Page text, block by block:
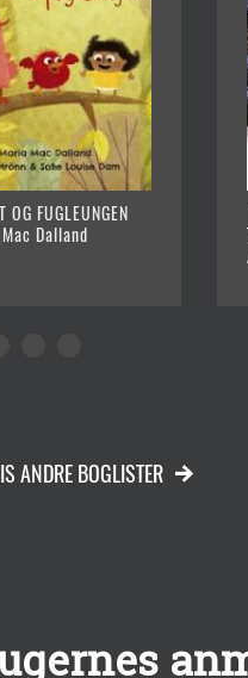
OG FUGLEUNGEN
Dalland
ANDRE BOGLISTER